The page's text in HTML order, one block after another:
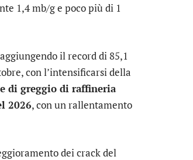
1,4 mb/g e poco più di 1
il record di 85,1
con l’intensificarsi della
di greggio di raffineria
2026, con un rallentamento
dei crack del